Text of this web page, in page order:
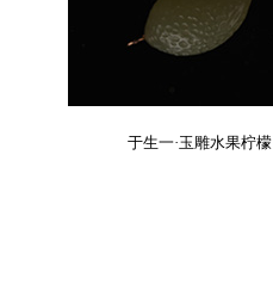
于生一·玉雕水果柠檬